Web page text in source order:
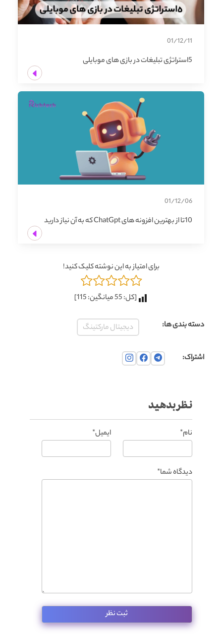
01/12/11
5استراتژی تبلیغات در بازی های موبایلی
01/12/06
10تا از بهترین افزونه های ChatGpt که به آن نیاز دارید
برای امتیاز به این نوشته کلیک کنید!
[کل:55میانگین:115
]
دسته بندی ها: دیجیتال مارکتینگ
اشتراک:
نظر بدهید
نام* ایمیل*
دیدگاه شما*